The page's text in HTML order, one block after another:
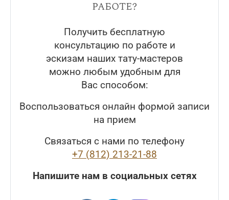
работе?
Получить бесплатную
консультацию по работе и
эскизам наших тату-мастеров
можно любым удобным для
Вас способом:
Воспользоваться онлайн формой записи
на прием
Связаться с нами по телефону
+7 (812) 213-21-88
Напишите нам в социальных сетях